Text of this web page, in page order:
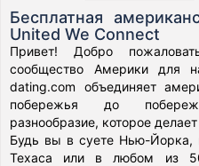
Бесплатная
United We Connect
Привет! Добро
сообщество Америки для
dating.com объединяет
побережья до
разнообразие, которое
Будь вы в суете Нью-Йорка,
Техаса или в любом из